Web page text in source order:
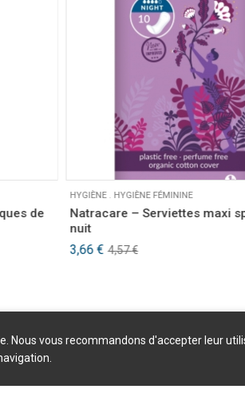
de
HYGIÈNE. HYGIÈNE FÉMININE
Natracare – Serviettes maxi
nuit
4,57€
Le
prix
3,66 €
Le
prix
Nous vous recommandons d'accepter leur